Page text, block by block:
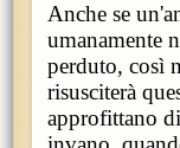
Anche se
umanamente
perduto, così
risusciterà
approfittano